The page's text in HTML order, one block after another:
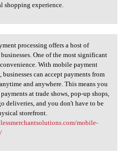
shopping experience.
processing
processing offers a host of
One of the most significant
With mobile payment
businesses can accept payments from
and anywhere. This means you
at trade shows, pop-up shops,
deliveries, and you don't have to be
storefront.
mobile-